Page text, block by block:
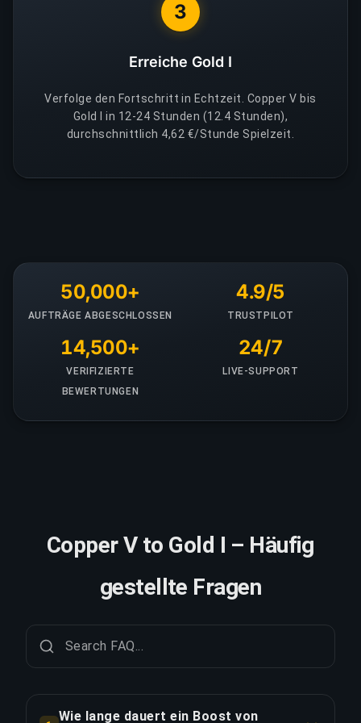
3
Erreiche Gold I
Verfolge den Fortschritt in Echtzeit. Copper V bis
Gold I in 12-24 Stunden (12.4 Stunden),
durchschnittlich 4,62 €/Stunde Spielzeit.
50,000+
AUFTRÄGE ABGESCHLOSSEN
4.9/5
TRUSTPILOT
14,500+
VERIFIZIERTE
BEWERTUNGEN
24/7
LIVE-SUPPORT
Copper V to Gold I – Häufig
gestellte Fragen
Wie lange dauert ein Boost von